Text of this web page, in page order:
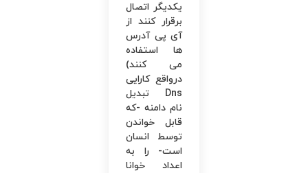
یکدیگر اتصال
برقرار کنند از
آی پی آدرس
ها استفاده
می ‌کنند)
درواقع کارایی
Dns تبدیل
نام دامنه -که
قابل خواندن
توسط انسان
است- را به
اعداد خوانا